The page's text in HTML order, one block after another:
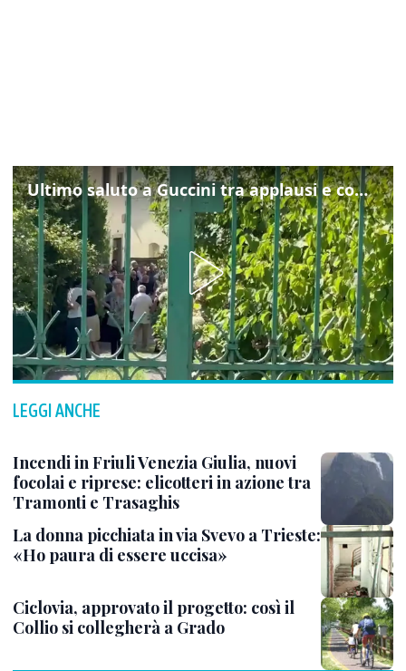
Ultimo saluto a Guccini tra applausi e commozione a Pavana
LEGGI ANCHE
Incendi in Friuli Venezia Giulia, nuovi
focolai e riprese: elicotteri in azione tra
Tramonti e Trasaghis
La donna picchiata in via Svevo a Trieste:
«Ho paura di essere uccisa»
Ciclovia, approvato il progetto: così il
Collio si collegherà a Grado